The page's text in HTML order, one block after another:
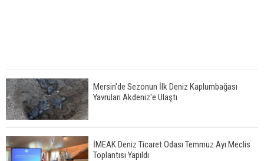
Mersin'de Sezonun İlk Deniz Kaplumbağası
Yavruları Akdeniz'e Ulaştı
İMEAK Deniz Ticaret Odası Temmuz Ayı Meclis
Toplantısı Yapıldı